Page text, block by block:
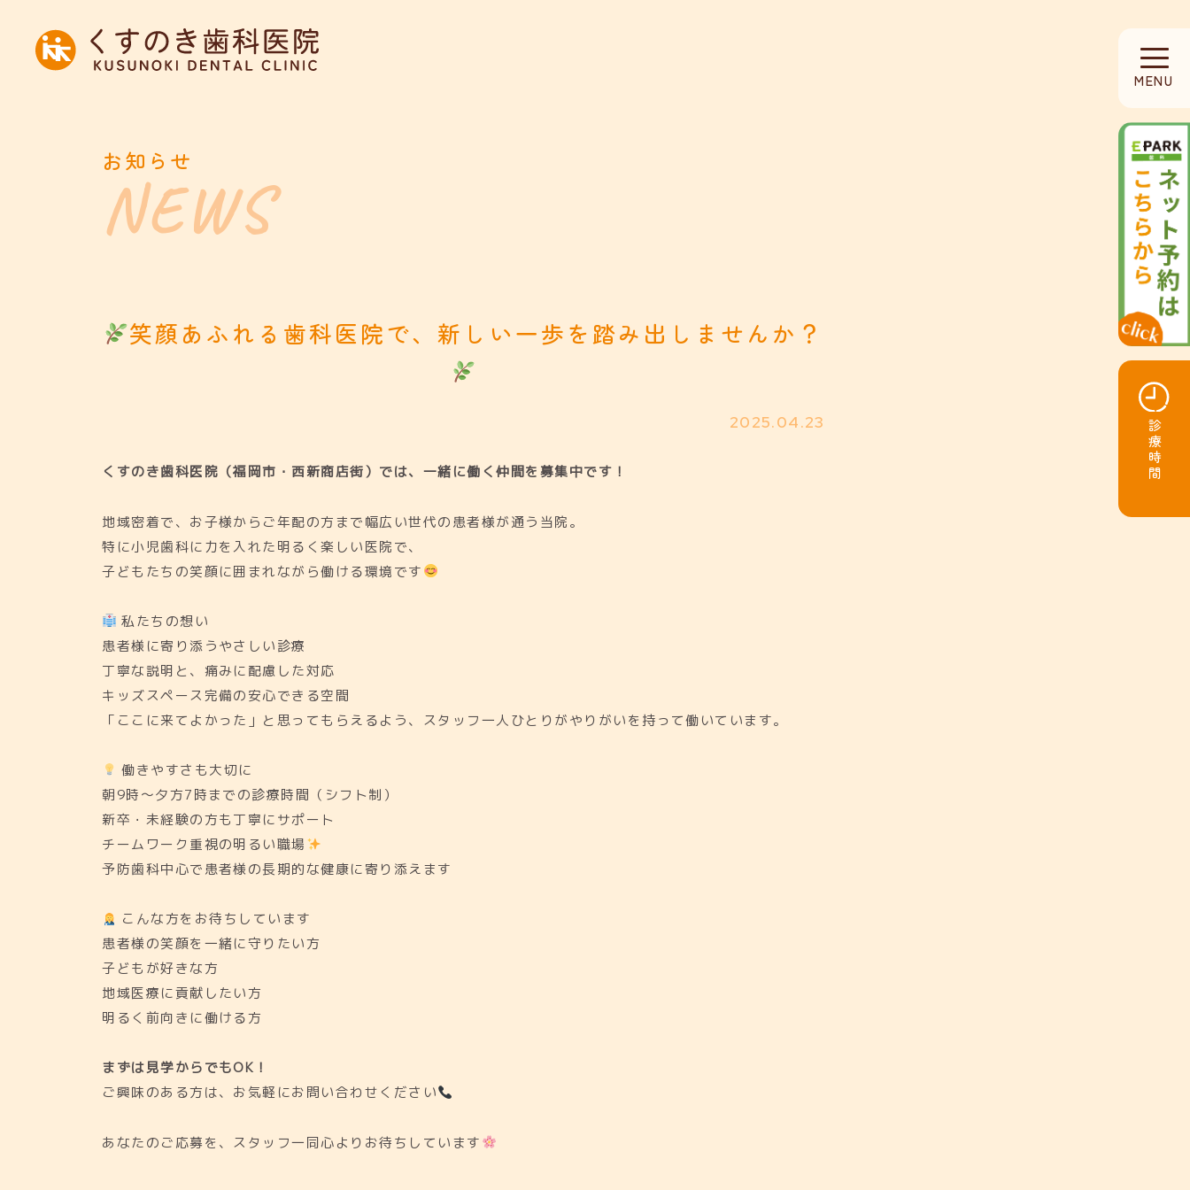
MENU
診療時間
お知らせ
笑顔あふれる歯科医院で、新しい一歩を踏み出しませんか？
2025.04.23
くすのき歯科医院（福岡市・西新商店街）では、一緒に働く仲間を募集中です！
地域密着で、お子様からご年配の方まで幅広い世代の患者様が通う当院。
特に小児歯科に力を入れた明るく楽しい医院で、
子どもたちの笑顔に囲まれながら働ける環境です
私たちの想い
患者様に寄り添うやさしい診療
丁寧な説明と、痛みに配慮した対応
キッズスペース完備の安心できる空間
「ここに来てよかった」と思ってもらえるよう、スタッフ一人ひとりがやりがいを持って働いています。
働きやすさも大切に
朝9時〜夕方7時までの診療時間（シフト制）
新卒・未経験の方も丁寧にサポート
チームワーク重視の明るい職場
予防歯科中心で患者様の長期的な健康に寄り添えます
こんな方をお待ちしています
患者様の笑顔を一緒に守りたい方
子どもが好きな方
地域医療に貢献したい方
明るく前向きに働ける方
まずは見学からでもOK！
ご興味のある方は、お気軽にお問い合わせください
あなたのご応募を、スタッフ一同心よりお待ちしています